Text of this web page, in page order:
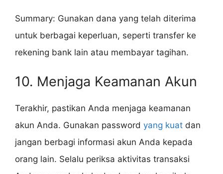
Summary: Gunakan dana yang telah diterima
untuk berbagai keperluan, seperti transfer ke
rekening bank lain atau membayar tagihan.
10. Menjaga Keamanan Akun
Terakhir, pastikan Anda menjaga keamanan
akun Anda. Gunakan password yang kuat dan
jangan berbagi informasi akun Anda kepada
orang lain. Selalu periksa aktivitas transaksi